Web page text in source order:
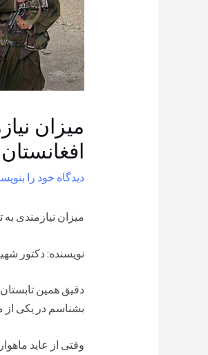
میزان
افغانستان
دیدگاه‌ خود را
میزان نیازمندی
نویسنده: دکتور
دقیق همین
بشناسم در یکی از
وقتی از عاید